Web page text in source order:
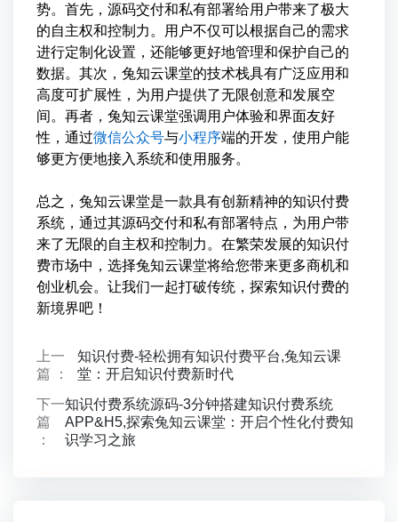
势。首先，源码交付和私有部署给用户带来了极大
的自主权和控制力。用户不仅可以根据自己的需求
进行定制化设置，还能够更好地管理和保护自己的
数据。其次，兔知云课堂的技术栈具有广泛应用和
高度可扩展性，为用户提供了无限创意和发展空
间。再者，兔知云课堂强调用户体验和界面友好
性，通过微信公众号与小程序端的开发，使用户能
够更方便地接入系统和使用服务。
总之，兔知云课堂是一款具有创新精神的知识付费
系统，通过其源码交付和私有部署特点，为用户带
来了无限的自主权和控制力。在繁荣发展的知识付
费市场中，选择兔知云课堂将给您带来更多商机和
创业机会。让我们一起打破传统，探索知识付费的
新境界吧！
上一
篇 ：
知识付费-轻松拥有知识付费平台,兔知云课
堂：开启知识付费新时代
下一
篇
：
知识付费系统源码-3分钟搭建知识付费系统
APP&H5,探索兔知云课堂：开启个性化付费知
识学习之旅